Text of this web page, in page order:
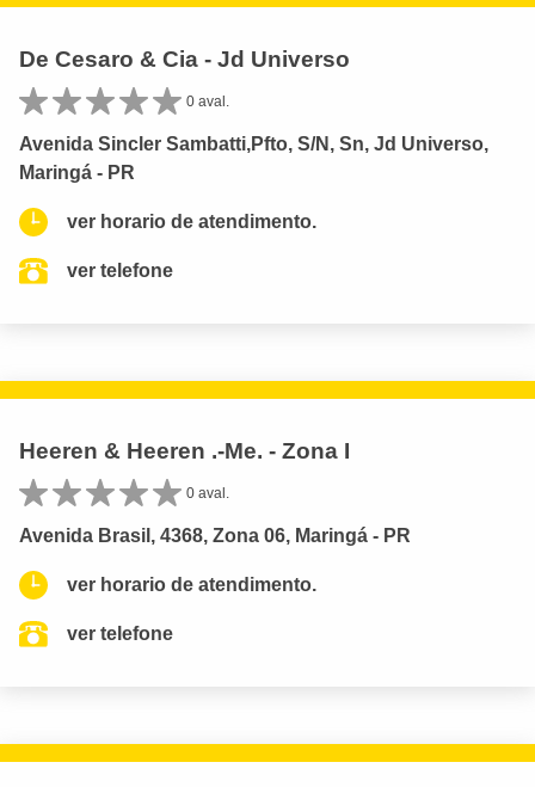
De Cesaro & Cia - Jd Universo
0 aval.
Avenida Sincler Sambatti,Pfto, S/N, Sn, Jd Universo,
Maringá - PR
ver horario de atendimento.
ver telefone
Heeren & Heeren .-Me. - Zona I
0 aval.
Avenida Brasil, 4368, Zona 06, Maringá - PR
ver horario de atendimento.
ver telefone